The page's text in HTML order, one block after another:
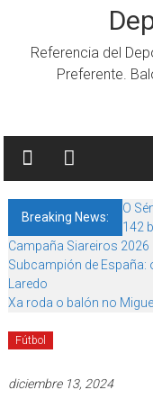
Referencia del
Preferente.
Breaking News:
O
142
Campaña Siareiros 2026
Subcampión de España:
Laredo
Xa roda o balón no
Fútbol
diciembre 13, 2024